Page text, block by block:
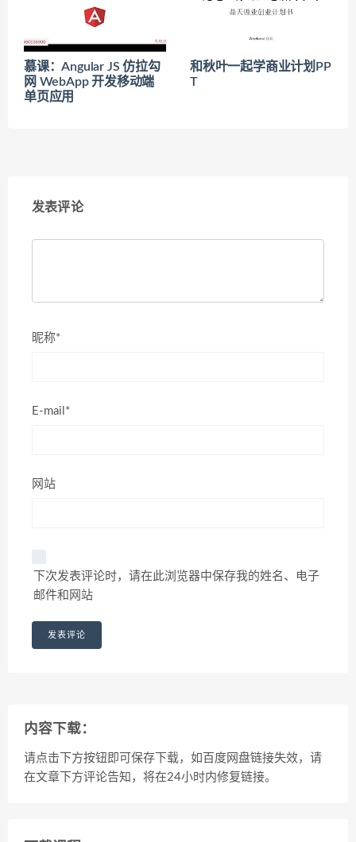
慕课：Angular JS 仿拉勾
网 WebApp 开发移动端
单页应用
和秋叶一起学商业计划PP
T
发表评论
昵称*
E-mail*
网站
下次发表评论时，请在此浏览器中保存我的姓名、电子
邮件和网站
内容下载：
请点击下方按钮即可保存下载，如百度网盘链接失效，请
在文章下方评论告知，将在24小时内修复链接。